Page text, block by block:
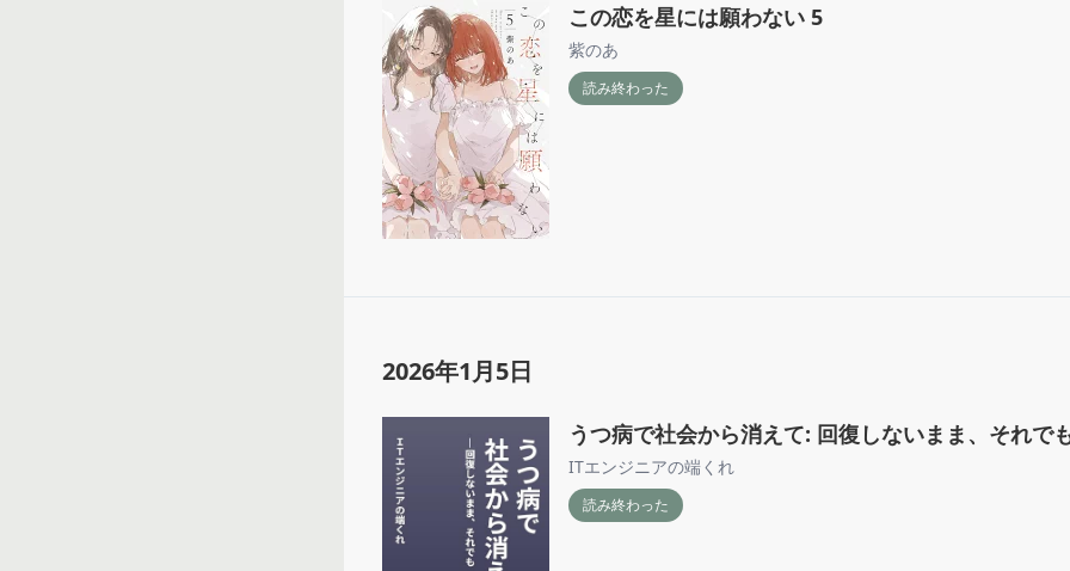
この恋を星には願わない 5
紫のあ
読み終わった
2026年1月5日
うつ病で社会から消えて: 回復しないまま、それで
ITエンジニアの端くれ
読み終わった